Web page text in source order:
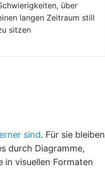
über
langen Zeitraum still
sitzen
sind. Für sie bleiben
durch Diagramme,
in visuellen Formaten